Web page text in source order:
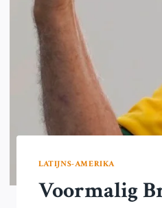
LATIJNS-AMERIKA
Voormalig